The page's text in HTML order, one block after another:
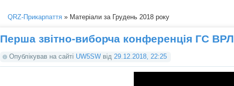
QRZ-Прикарпаття » Матеріали за Грудень 2018 року
Перша звітно-виборча конференція ГС ВРЛ
Опублікував на сайті UW5SW від 29.12.2018, 22:25